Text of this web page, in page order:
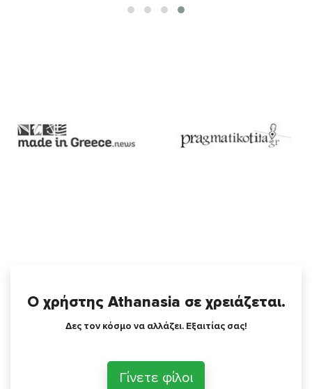
Ο χρήστης Athanasia σε χρειάζεται.
Δες τον κόσμο να αλλάζει. Εξαιτίας σας!
Γίνετε φίλοι